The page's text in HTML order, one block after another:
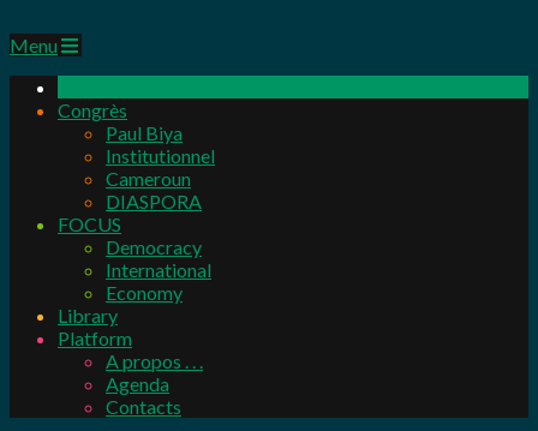
Primary
Menu
Menu
Congrès
Paul Biya
Institutionnel
Cameroun
DIASPORA
FOCUS
Democracy
International
Economy
Library
Platform
A propos . . .
Agenda
Contacts